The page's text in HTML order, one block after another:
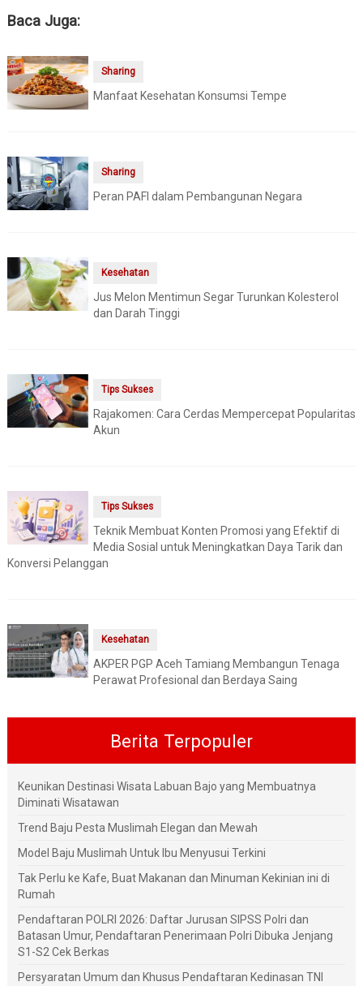
Baca Juga:
Sharing
Manfaat Kesehatan Konsumsi Tempe
Sharing
Peran PAFI dalam Pembangunan Negara
Kesehatan
Jus Melon Mentimun Segar Turunkan Kolesterol
dan Darah Tinggi
Tips Sukses
Rajakomen: Cara Cerdas Mempercepat Popularitas
Akun
Tips Sukses
Teknik Membuat Konten Promosi yang Efektif di
Media Sosial untuk Meningkatkan Daya Tarik dan
Konversi Pelanggan
Kesehatan
AKPER PGP Aceh Tamiang Membangun Tenaga
Perawat Profesional dan Berdaya Saing
Berita Terpopuler
Keunikan Destinasi Wisata Labuan Bajo yang Membuatnya
Diminati Wisatawan
Trend Baju Pesta Muslimah Elegan dan Mewah
Model Baju Muslimah Untuk Ibu Menyusui Terkini
Tak Perlu ke Kafe, Buat Makanan dan Minuman Kekinian ini di
Rumah
Pendaftaran POLRI 2026: Daftar Jurusan SIPSS Polri dan
Batasan Umur, Pendaftaran Penerimaan Polri Dibuka Jenjang
S1-S2 Cek Berkas
Persyaratan Umum dan Khusus Pendaftaran Kedinasan TNI